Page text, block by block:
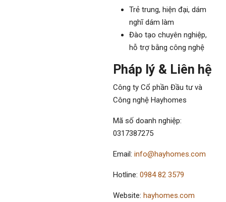
Trẻ trung, hiện đại, dám
nghĩ dám làm
Đào tạo chuyên nghiệp,
hỗ trợ bằng công nghệ
Pháp lý & Liên hệ
Công ty Cổ phần Đầu tư và
Công nghệ Hayhomes
Mã số doanh nghiệp:
0317387275
Email: info@hayhomes.com
Hotline: 0984 82 3579
Website: hayhomes.com